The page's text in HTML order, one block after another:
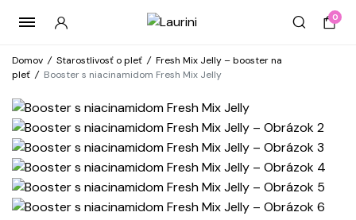
0
Domov / Starostlivosť o pleť / Fresh Mix Jelly – booster na
pleť / Booster s niacinamidom Fresh Mix Jelly